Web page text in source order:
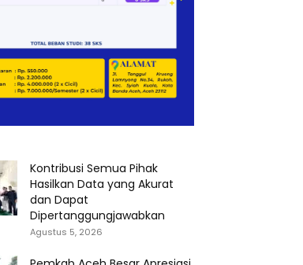
Kontribusi Semua Pihak
Hasilkan Data yang Akurat
dan Dapat
Dipertanggungjawabkan
Agustus 5, 2026